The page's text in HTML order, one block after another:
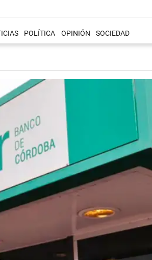
POLÍTICA OPINIÓN SOCIEDAD